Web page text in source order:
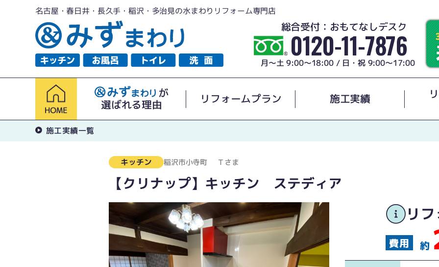
名古屋・春日井・長久手・稲沢・多治見の水まわりリフォーム専門店
総合受付：おもてなしデスク
0120-11-7876
月～土 9:00～18:00 / 日・祝 9:00～17:00
が
選ばれる理由
リフォームプラン 施工実績
施工実績一覧
キッチン 稲沢市小寺町 Ｔさま
【クリナップ】キッチン ステディア
リ
約